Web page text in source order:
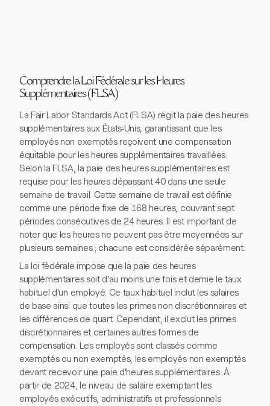
Comprendre la Loi Fédérale sur les Heures
Supplémentaires (FLSA)
La Fair Labor Standards Act (FLSA) régit la paie des heures
supplémentaires aux États-Unis, garantissant que les
employés non exemptés reçoivent une compensation
équitable pour les heures supplémentaires travaillées.
Selon la FLSA, la paie des heures supplémentaires est
requise pour les heures dépassant 40 dans une seule
semaine de travail. Cette semaine de travail est définie
comme une période fixe de 168 heures, couvrant sept
périodes consécutives de 24 heures. Il est important de
noter que les heures ne peuvent pas être moyennées sur
plusieurs semaines ; chacune est considérée séparément.
La loi fédérale impose que la paie des heures
supplémentaires soit d'au moins une fois et demie le taux
habituel d'un employé. Ce taux habituel inclut les salaires
de base ainsi que toutes les primes non discrétionnaires et
les différences de quart. Cependant, il exclut les primes
discrétionnaires et certaines autres formes de
compensation. Les employés sont classés comme
exemptés ou non exemptés, les employés non exemptés
devant recevoir une paie d'heures supplémentaires. À
partir de 2024, le niveau de salaire exemptant les
employés exécutifs, administratifs et professionnels